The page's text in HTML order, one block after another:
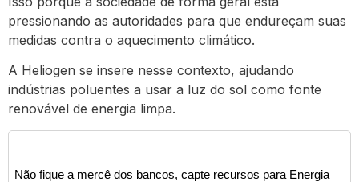
pressionando as autoridades para que endureçam suas
medidas contra o aquecimento climático.
A Heliogen se insere nesse contexto, ajudando
indústrias poluentes a usar a luz do sol como fonte
renovável de energia limpa.
Não fique a mercê dos bancos, capte recursos para Energia